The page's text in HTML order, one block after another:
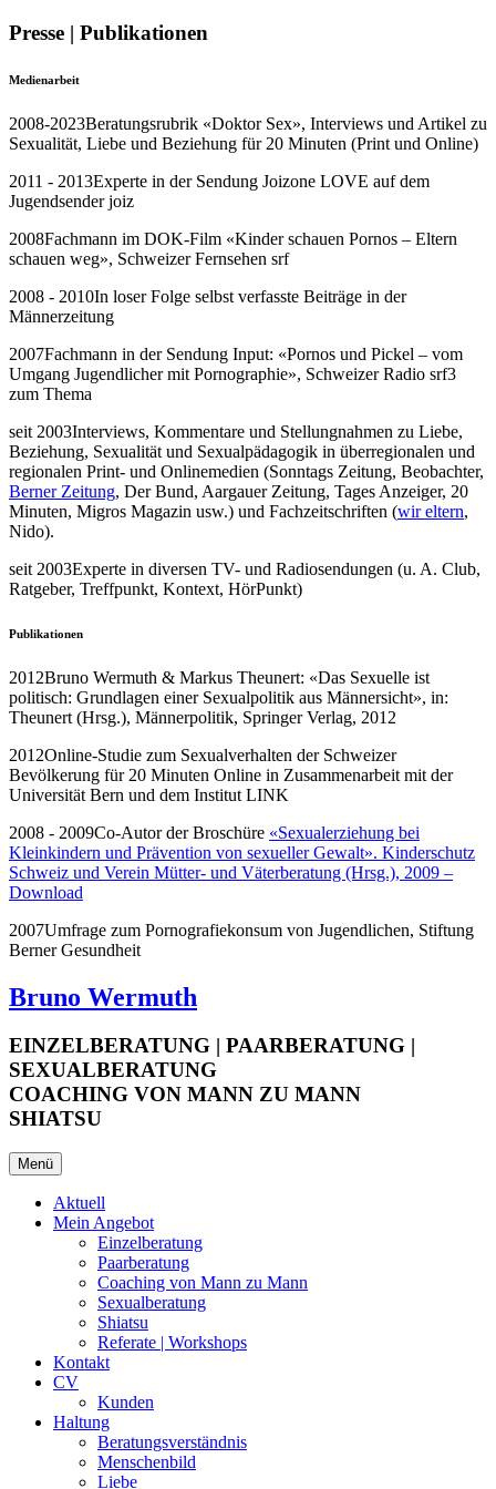
Presse | Publikationen
Medienarbeit
2008-2023Beratungsrubrik «Doktor Sex», Interviews und Artikel zu
Sexualität, Liebe und Beziehung für 20 Minuten (Print und Online)
2011 - 2013Experte in der Sendung Joizone LOVE auf dem
Jugendsender joiz
2008Fachmann im DOK-Film «Kinder schauen Pornos – Eltern
schauen weg», Schweizer Fernsehen srf
2008 - 2010In loser Folge selbst verfasste Beiträge in der
Männerzeitung
2007Fachmann in der Sendung Input: «Pornos und Pickel – vom
Umgang Jugendlicher mit Pornographie», Schweizer Radio srf3
zum Thema
seit 2003Interviews, Kommentare und Stellungnahmen zu Liebe,
Beziehung, Sexualität und Sexualpädagogik in überregionalen und
regionalen Print- und Onlinemedien (Sonntags Zeitung, Beobachter,
Berner Zeitung, Der Bund, Aargauer Zeitung, Tages Anzeiger, 20
Minuten, Migros Magazin usw.) und Fachzeitschriften (wir eltern,
Nido).
seit 2003Experte in diversen TV- und Radiosendungen (u. A. Club,
Ratgeber, Treffpunkt, Kontext, HörPunkt)
Publikationen
2012Bruno Wermuth & Markus Theunert: «Das Sexuelle ist
politisch: Grundlagen einer Sexualpolitik aus Männersicht», in:
Theunert (Hrsg.), Männerpolitik, Springer Verlag, 2012
2012Online-Studie zum Sexualverhalten der Schweizer
Bevölkerung für 20 Minuten Online in Zusammenarbeit mit der
Universität Bern und dem Institut LINK
2008 - 2009Co-Autor der Broschüre «Sexualerziehung bei
Kleinkindern und Prävention von sexueller Gewalt». Kinderschutz
Schweiz und Verein Mütter- und Väterberatung (Hrsg.), 2009 –
Download
2007Umfrage zum Pornografiekonsum von Jugendlichen, Stiftung
Berner Gesundheit
Bruno Wermuth
EINZELBERATUNG | PAARBERATUNG |
SEXUALBERATUNG
COACHING VON MANN ZU MANN
SHIATSU
Menü
Aktuell
Mein Angebot
Einzelberatung
Paarberatung
Coaching von Mann zu Mann
Sexualberatung
Shiatsu
Referate | Workshops
Kontakt
CV
Kunden
Haltung
Beratungsverständnis
Menschenbild
Liebe